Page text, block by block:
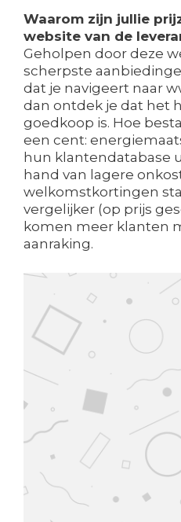
Waarom zijn jullie
website van de
Geholpen door deze
scherpste
dat je navigeert naar
dan ontdek je dat het
goedkoop is. Hoe
een cent:
hun klantendatabase
hand van lagere
welkomstkortingen
vergelijker (op prijs
komen meer klanten
aanraking.